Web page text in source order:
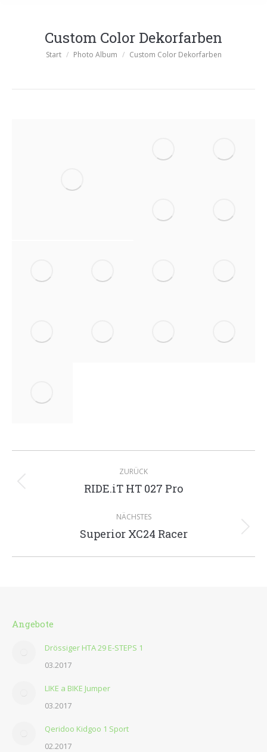
Custom Color Dekorfarben
Sie befinden sich hier:
Start Photo Album Custom Color Dekorfarben
Navigation
ZURÜCK
Vorheriges
RIDE.iT HT 027 Pro
NÄCHSTES
Nächstes
Superior XC24 Racer
Angebote
Drössiger HTA 29 E-STEPS 1
03.2017
LIKE a BIKE Jumper
03.2017
Qeridoo Kidgoo 1 Sport
02.2017